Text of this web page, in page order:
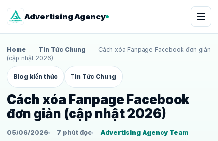
Advertising Agency
Home - Tin Tức Chung -
Cách xóa Fanpage Facebook đơn giản
(cập nhật 2026)
Blog kiến thức Tin Tức Chung
Cách xóa Fanpage Facebook
đơn giản (cập nhật 2026)
05/06/2026 7 phút đọc Advertising Agency Team